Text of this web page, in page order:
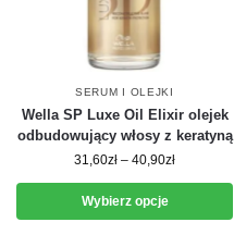
SERUM I OLEJKI
Wella SP Luxe Oil Elixir olejek
odbudowujący włosy z keratyną
31,60zł – 40,90zł
Wybierz opcje